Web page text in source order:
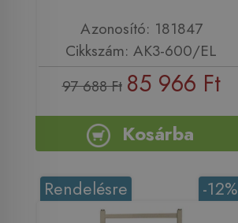
Azonosító: 181847
Cikkszám: AK3-600/EL
97 688 Ft 85 966 Ft
Kosárba
-12%
Rendelésre